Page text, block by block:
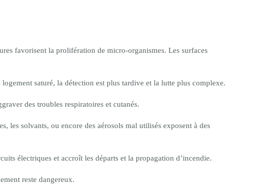
favorisent la prolifération de micro-organismes. Les surfaces
saturé, la détection est plus tardive et la lutte plus complexe.
des troubles respiratoires et cutanés.
les solvants, ou encore des aérosols mal utilisés exposent à des
électriques et accroît les départs et la propagation d’incendie.
reste dangereux.